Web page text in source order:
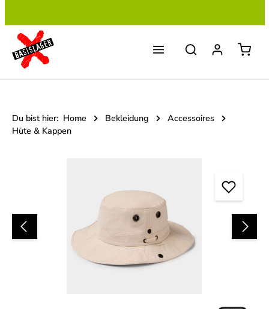
Du bist hier: Home Bekleidung
Accessoires
Hüte & Kappen